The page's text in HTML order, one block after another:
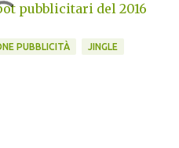
pubblicitari del 2016
PUBBLICITÀ JINGLE